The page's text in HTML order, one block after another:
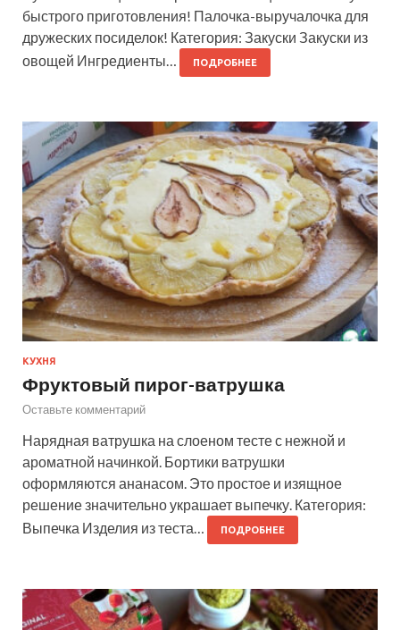
быстрого приготовления! Палочка-выручалочка для
дружеских посиделок! Категория: Закуски Закуски из
овощей Ингредиенты…
ПОДРОБНЕЕ
КУХНЯ
Фруктовый пирог-ватрушка
Оставьте комментарий
Нарядная ватрушка на слоеном тесте с нежной и
ароматной начинкой. Бортики ватрушки
оформляются ананасом. Это простое и изящное
решение значительно украшает выпечку. Категория:
Выпечка Изделия из теста…
ПОДРОБНЕЕ